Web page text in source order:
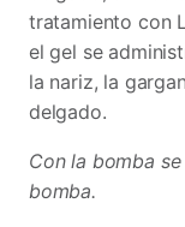
tratamiento con
el gel se
la nariz, la
delgado.
Con la bomba
bomba.